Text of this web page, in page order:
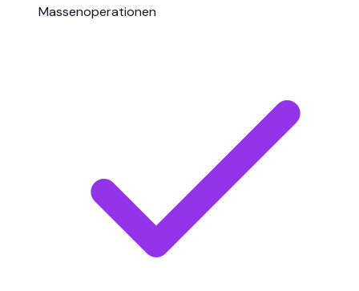
Massenoperationen